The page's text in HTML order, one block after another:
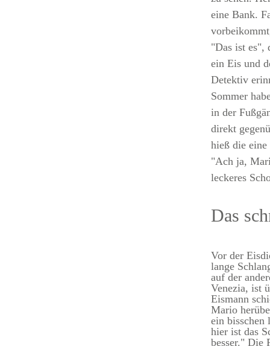
eine Bank.
"Das ist es",
ein Eis und
Detektiv
Sommer
in der
direkt
hieß die
"Ach ja,
leckeres
Das
Vor der
lange
auf der
Venezia, ist
Eismann
Mario
ein bisschen
hier ist das
besser." Die